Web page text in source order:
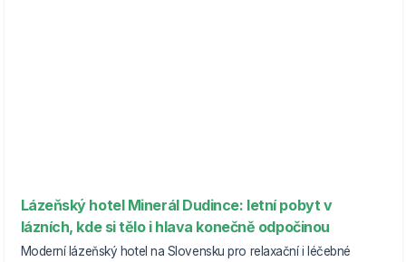
Lázeňský hotel Minerál Dudince: letní pobyt v
lázních, kde si tělo i hlava konečně odpočinou
Moderní lázeňský hotel na Slovensku pro relaxační i léčebné